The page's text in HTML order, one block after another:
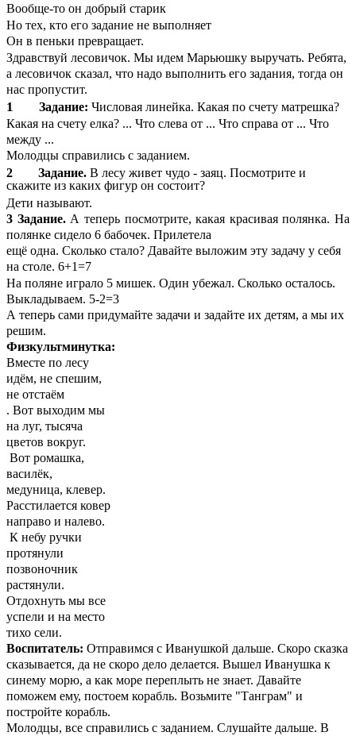
Вообще-то он добрый старик
Но тех, кто его задание не выполняет
Он в пеньки превращает.
Здравствуй лесовичок. Мы идем Марьюшку выручать. Ребята,
а лесовичок сказал, что надо выполнить его задания, тогда он
нас пропустит.
1 Задание: Числовая линейка. Какая по счету матрешка?
Какая на счету елка? ... Что слева от ... Что справа от ... Что
между ...
Молодцы справились с заданием.
2 Задание. В лесу живет чудо - заяц. Посмотрите и
скажите из каких фигур он состоит?
Дети называют.
3 Задание. А теперь посмотрите, какая красивая полянка. На
полянке сидело 6 бабочек. Прилетела
ещё одна. Сколько стало? Давайте выложим эту задачу у себя
на столе. 6+1=7
На поляне играло 5 мишек. Один убежал. Сколько осталось.
Выкладываем. 5-2=3
А теперь сами придумайте задачи и задайте их детям, а мы их
решим.
Физкультминутка:
Вместе по лесу
идём, не спешим,
не отстаём
. Вот выходим мы
на луг, тысяча
цветов вокруг.
Вот ромашка,
василёк,
медуница, клевер.
Расстилается ковер
направо и налево.
К небу ручки
протянули
позвоночник
растянули.
Отдохнуть мы все
успели и на место
тихо сели.
Воспитатель: Отправимся с Иванушкой дальше. Скоро сказка
сказывается, да не скоро дело делается. Вышел Иванушка к
синему морю, а как море переплыть не знает. Давайте
поможем ему, постоем корабль. Возьмите "Танграм" и
постройте корабль.
Молодцы, все справились с заданием. Слушайте дальше. В